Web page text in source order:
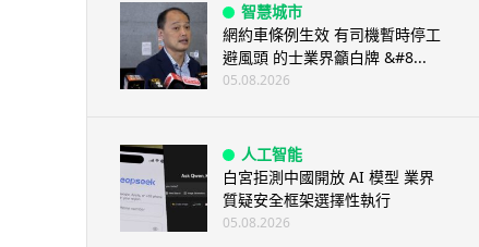
智慧城市
網約車條例生效 有司機暫時停工
避風頭 的士業界籲白牌 &#8...
05.08.2026
人工智能
白宮拒測中國開放 AI 模型 業界
質疑安全框架選擇性執行
05.08.2026